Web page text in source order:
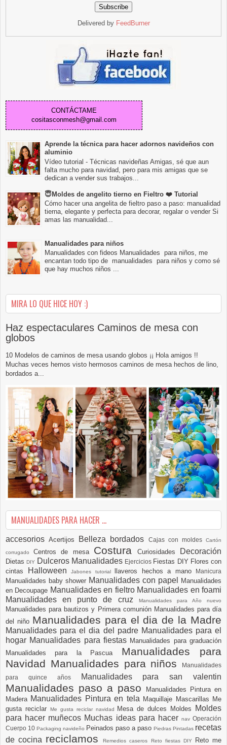
Delivered by FeedBurner
CONTÁCTAME
cositasconmesh@gmail.com
Aprende la técnica para hacer adornos navideños con
aluminio
Vídeo tutorial - Técnicas navideñas Amigas, sé que aun
falta mucho para navidad, pero para mis amigas que se
dedican a vender sus trabajos...
😇Moldes de angelito tierno en Fieltro ❤️ Tutorial
Cómo hacer una angelita de fieltro paso a paso: manualidad
tierna, elegante y perfecta para decorar, regalar o vender Si
amas las manualidad...
Manualidades para niños
Manualidades con fideos Manualidades para niños, me
encantan todo tipo de manualidades para niños y como sé
que hay muchos niños ...
MIRA LO QUE HICE HOY :)
Haz espectaculares Caminos de mesa con
globos
10 Modelos de caminos de mesa usando globos ¡¡ Hola amigos !!
Muchas veces hemos visto hermosos caminos de mesa hechos de lino,
bordados a...
MANUALIDADES PARA HACER ...
accesoriosAcertijos Belleza bordados Cajas con moldesCartón
corrugadoCentros de mesa Costura Curiosidades Decoración
DietasDIY Dulceros Manualidades Ejercicios Fiestas DIY Flores con
cintas
Halloween Jabones tutorial llaveros hechos a mano Manicura
Manualidades baby shower Manualidades con papel
Manualidades
en Decoupage Manualidades en fieltro Manualidades en foami
Manualidades en punto de cruz
Manualidades para Año nuevo
Manualidades para bautizos y Primera comunión Manualidades para día
del niño Manualidades para el dia de la Madre
Manualidades para el dia del padre Manualidades para el
hogar Manualidades para fiestas Manualidades para graduación
Manualidades para la Pascua Manualidades para
Navidad Manualidades para niños
Manualidades
para quince años
Manualidades para san valentin
Manualidades paso a paso
Manualidades Pintura en
Madera Manualidades Pintura en tela Maquillaje Mascarillas Me
gusta reciclar
Me gusta reciclar navidad Mesa de dulces Moldes
Moldes
para hacer muñecos Muchas ideas para hacer nav Operación
Cuerpo 10 Packaging navideño Peinados paso a paso Piedras Pintadas recetas
de cocina reciclamosRemedios caseros Reto fiestas DIY Reto me